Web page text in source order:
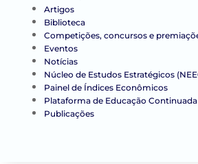
Artigos
Biblioteca
Competições, concursos e
Eventos
Notícias
Núcleo de Estudos Estratégicos
Painel de Índices Econômicos
Plataforma de Educação
Publicações